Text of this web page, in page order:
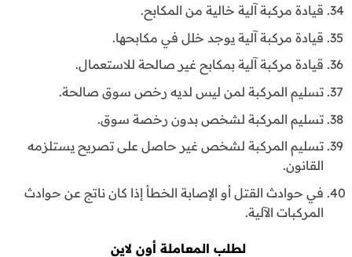
قيادة مركبة آلية خالية من المكابح.
قيادة مركبة آلية يوجد خلل في مكابحها.
قيادة مركبة آلية بمكابح غير صالحة للاستعمال.
تسليم المركبة لمن ليس لديه رخص سوق صالحة.
تسليم المركبة لشخص بدون رخصة سوق.
تسليم المركبة لشخص غير حاصل على تصريح يستلزمه
القانون.
في حوادث القتل أو الإصابة الخطأ إذا كان ناتج عن حوادث
المركبات الآلية.
لطلب المعاملة أون لاين